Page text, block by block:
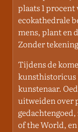
plaats 1
ecokathedrale
mens, plant en
Zonder
Tijdens de
kunsthistoricus
kunstenaar.
uitweiden over
gedachtengoed,
of the World, en